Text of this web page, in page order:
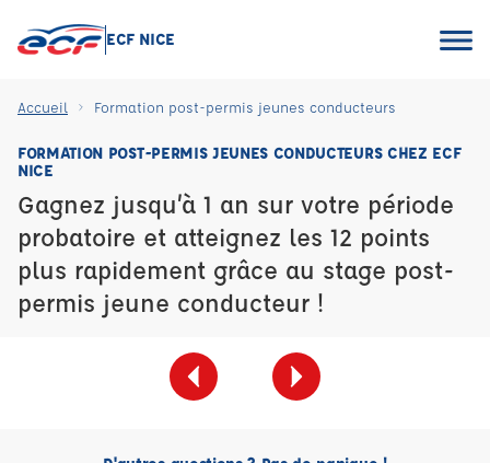
ECF NICE
Accueil Formation post-permis jeunes conducteurs
FORMATION POST-PERMIS JEUNES CONDUCTEURS CHEZ ECF
NICE
Gagnez jusqu’à 1 an sur votre période
probatoire et atteignez les 12 points
plus rapidement grâce au stage post-
permis jeune conducteur !